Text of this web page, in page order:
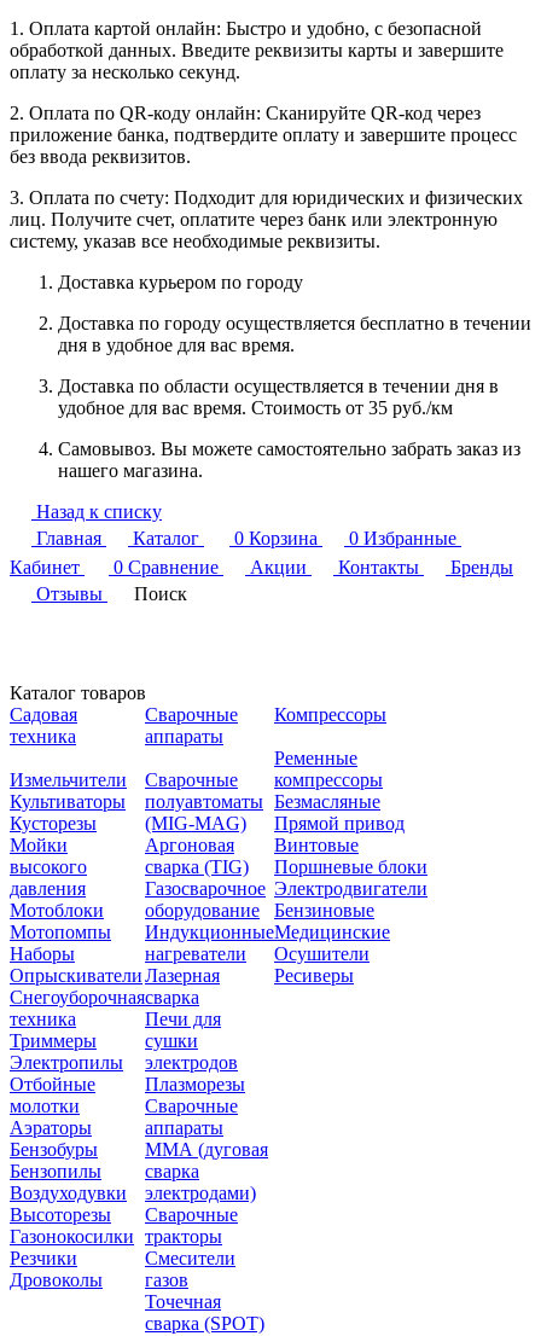
1. Оплата картой онлайн: Быстро и удобно, с безопасной
обработкой данных. Введите реквизиты карты и завершите
оплату за несколько секунд.
2. Оплата по QR-коду онлайн: Сканируйте QR-код через
приложение банка, подтвердите оплату и завершите процесс
без ввода реквизитов.
3. Оплата по счету: Подходит для юридических и физических
лиц. Получите счет, оплатите через банк или электронную
систему, указав все необходимые реквизиты.
Доставка курьером по городу
Доставка по городу осуществляется бесплатно в течении
дня в удобное для вас время.
Доставка по области осуществляется в течении дня в
удобное для вас время. Стоимость от 35 руб./км
Самовывоз. Вы можете самостоятельно забрать заказ из
нашего магазина.
Назад к списку
Главная
Каталог 0 Корзина 0 Избранные
Кабинет
0 Сравнение Акции Контакты
Бренды
Отзывы
Поиск
Каталог товаров
Садовая
техника
Измельчители
Культиваторы
Кусторезы
Мойки
высокого
давления
Мотоблоки
Мотопомпы
Наборы
Опрыскиватели
Снегоуборочная
техника
Триммеры
Электропилы
Отбойные
молотки
Аэраторы
Бензобуры
Бензопилы
Воздуходувки
Высоторезы
Газонокосилки
Резчики
Дровоколы
Сварочные
аппараты
Сварочные
полуавтоматы
(MIG-MAG)
Аргоновая
сварка (TIG)
Газосварочное
оборудование
Индукционные
нагреватели
Лазерная
сварка
Печи для
сушки
электродов
Плазморезы
Сварочные
аппараты
ММА (дуговая
сварка
электродами)
Сварочные
тракторы
Смесители
газов
Точечная
сварка (SPOT)
Компрессоры
Ременные
компрессоры
Безмасляные
Прямой привод
Винтовые
Поршневые блоки
Электродвигатели
Бензиновые
Медицинские
Осушители
Ресиверы